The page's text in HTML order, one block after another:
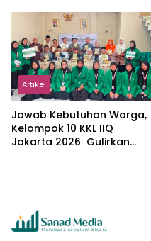
Artikel
Jawab Kebutuhan Warga,
Kelompok 10 KKL IIQ
Jakarta 2026 Gulirkan